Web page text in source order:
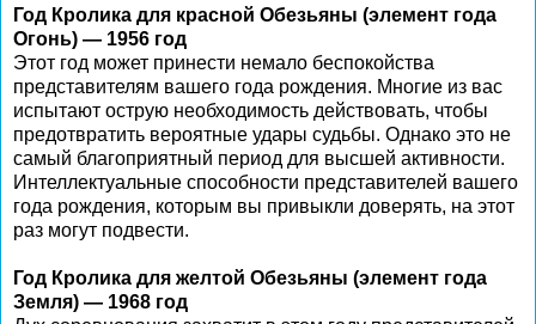
Год Кролика для красной Обезьяны (элемент года
Огонь) — 1956 год
Этот год может принести немало беспокойства
представителям вашего года рождения. Многие из вас
испытают острую необходимость действовать, чтобы
предотвратить вероятные удары судьбы. Однако это не
самый благоприятный период для высшей активности.
Интеллектуальные способности представителей вашего
года рождения, которым вы привыкли доверять, на этот
раз могут подвести.
Год Кролика для желтой Обезьяны (элемент года
Земля) — 1968 год